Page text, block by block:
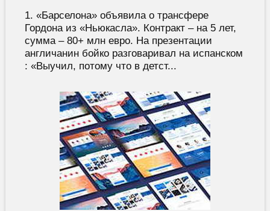
1. «Барселона» объявила о трансфере
Гордона из «Ньюкасла». Контракт – на 5 лет,
сумма – 80+ млн евро. На презентации
англичанин бойко разговаривал на испанском
: «Выучил, потому что в детст...